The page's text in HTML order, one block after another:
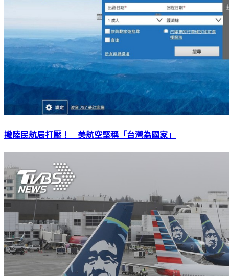
撇陸民航局打壓！ 美航空堅稱「台灣為國家」